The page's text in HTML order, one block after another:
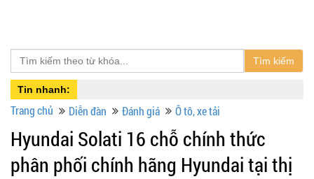
Tìm kiếm
Tin nhanh:
Trang chủ Diễn đàn Đánh giá Ô tô, xe tải
Hyundai Solati 16 chỗ chính thức
phân phối chính hãng Hyundai tại thị